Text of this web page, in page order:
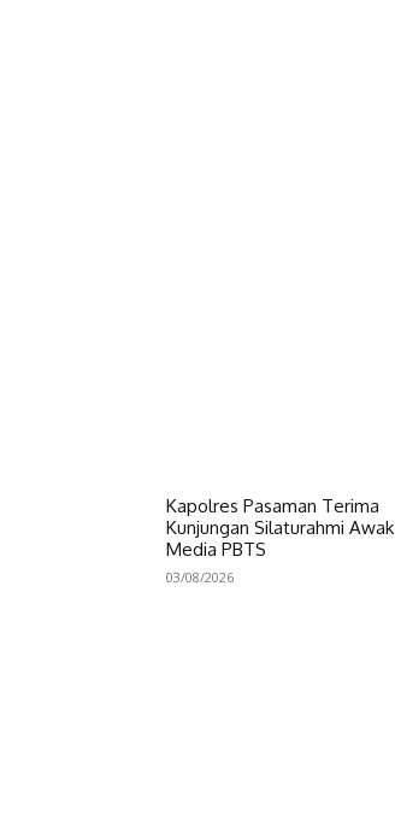
Kapolres Pasaman Terima
Kunjungan Silaturahmi Awak
Media PBTS
03/08/2026